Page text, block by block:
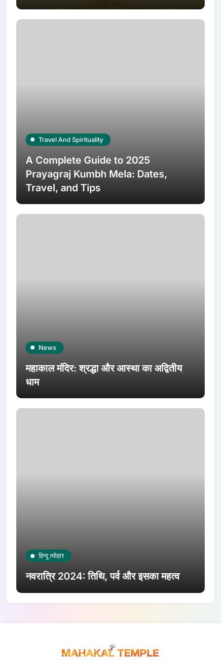
Travel And Spirituality
A Complete Guide to 2025
Prayagraj Kumbh Mela: Dates,
Travel, and Tips
News
महाकाल मंदिर: श्रद्धा और आस्था का अद्वितीय
धाम
हिन्दू त्योहार
नवरात्रि 2024: तिथि, पर्व और इसका महत्व